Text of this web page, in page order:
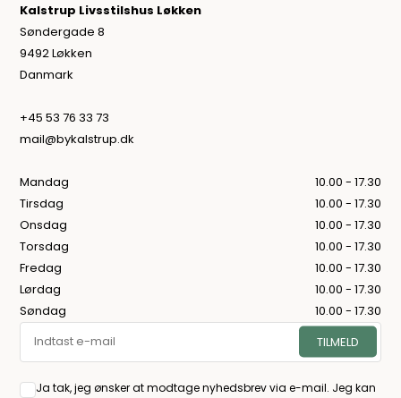
Kalstrup Livsstilshus Løkken
Søndergade 8
9492 Løkken
Danmark
+45 53 76 33 73
mail@bykalstrup.dk
Mandag
10.00 - 17.30
Tirsdag
10.00 - 17.30
Onsdag
10.00 - 17.30
Torsdag
10.00 - 17.30
Fredag
10.00 - 17.30
Lørdag
10.00 - 17.30
Søndag
10.00 - 17.30
Ja tak, jeg ønsker at modtage nyhedsbrev via e-mail. Jeg kan